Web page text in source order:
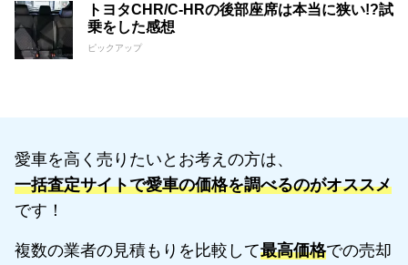
トヨタCHR/C-HRの後部座席は本当に狭い!?試
乗をした感想
ピックアップ
愛車を高く売りたいとお考えの方は、
一括査定サイトで愛車の価格を調べるのがオススメ
です！
複数の業者の見積もりを比較して最高価格での売却